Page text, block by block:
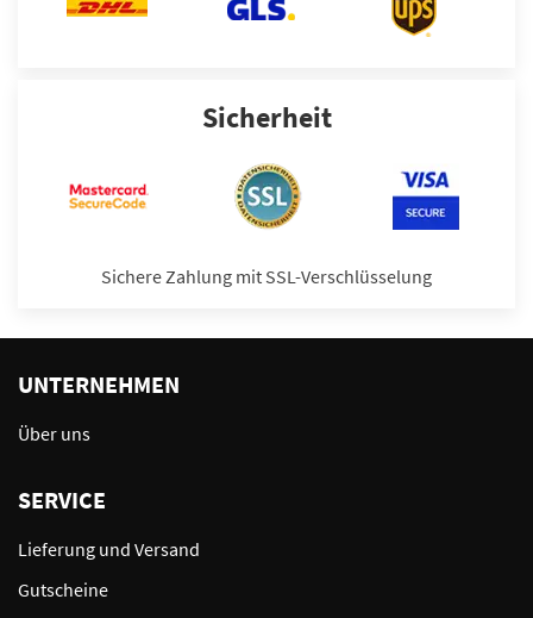
Sicherheit
Sichere Zahlung mit SSL-Verschlüsselung
UNTERNEHMEN
Über uns
SERVICE
Lieferung und Versand
Gutscheine